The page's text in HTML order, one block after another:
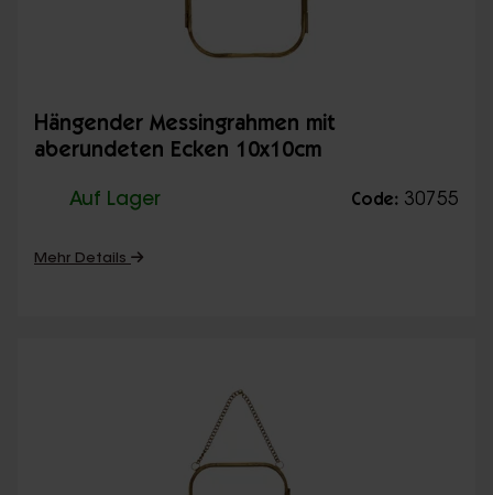
Hängender Messingrahmen mit
aberundeten Ecken 10x10cm
Auf Lager Code: 30755
Mehr Details